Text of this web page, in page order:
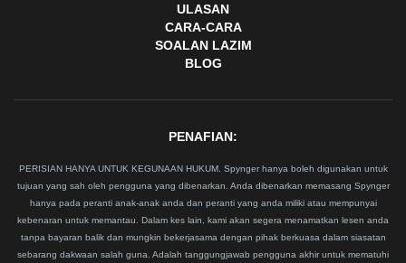
ULASAN
CARA-CARA
SOALAN LAZIM
BLOG
PENAFIAN:
PERISIAN HANYA UNTUK KEGUNAAN HUKUM. Spynger hanya boleh digunakan untuk
tujuan yang sah oleh pengguna yang dibenarkan. Anda dibenarkan memasang Spynger
hanya pada peranti anak-anak anda dan peranti yang anda miliki atau mempunyai
kebenaran untuk memantau. Dalam kes lain, kami akan segera menamatkan lesen anda
tanpa bayaran balik dan mungkin bekerjasama dengan pihak berkuasa dalam siasatan
sebarang dakwaan salah guna. Adalah tanggungjawab pengguna akhir untuk mematuhi